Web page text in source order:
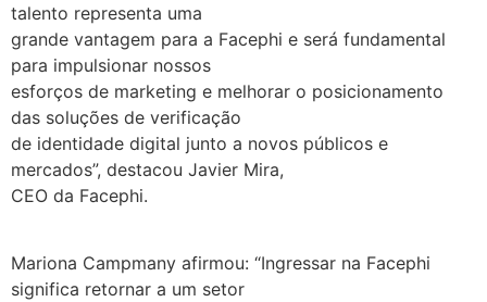
talento representa uma
grande vantagem para a Facephi e será fundamental
para impulsionar nossos
esforços de marketing e melhorar o posicionamento
das soluções de verificação
de identidade digital junto a novos públicos e
mercados”, destacou Javier Mira,
CEO da Facephi.
Mariona Campmany afirmou: “Ingressar na Facephi
significa retornar a um setor